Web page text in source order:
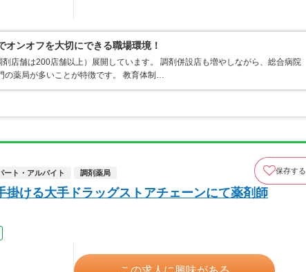
ンオフを大切にできる職場環境！
店舗は200店舗以上）展開しています。 調剤併設店も増やしながら、総合病院
の薬局が多いことが特徴です。 教育体制…
ート・アルバイト 調剤薬局 保存する
掛ける大手ドラッグストアチェーンにて薬剤師